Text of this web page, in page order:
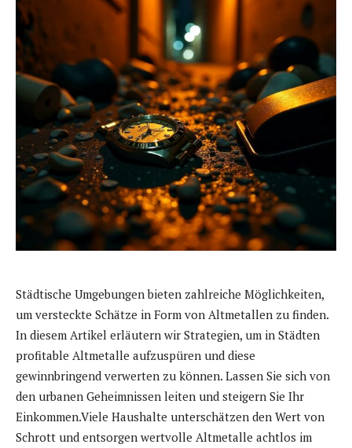
Städtische Umgebungen bieten zahlreiche Möglichkeiten,
um versteckte Schätze in Form von Altmetallen zu finden.
In diesem Artikel erläutern wir Strategien, um in Städten
profitable Altmetalle aufzuspüren und diese
gewinnbringend verwerten zu können. Lassen Sie sich von
den urbanen Geheimnissen leiten und steigern Sie Ihr
Einkommen.Viele Haushalte unterschätzen den Wert von
Schrott und entsorgen wertvolle Altmetalle achtlos im